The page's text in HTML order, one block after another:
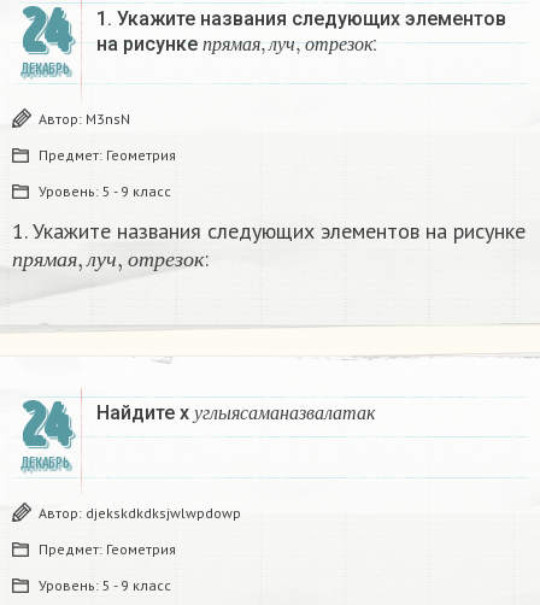
24
ДЕКАБРЬ
1. Укажите названия следующих элементов
на рисунке
прямая л у ч о т р е зо к
прямая,л уч, отрезок
:
Автор: M3nsN
Предмет: Геометрия
Уровень: 5 - 9 класс
1. Укажите названия следующих элементов на рисунке
п рямая л у ч о т р е з о к
пр ямая,луч ,отрезок:
24
ДЕКАБРЬ
Найдите х у гл ыяс ама н а зв ал а т а к
углыясам ан а з алатак
Автор: djekskdkdksjwlwpdowp
Предмет: Геометрия
Уровень: 5 - 9 класс